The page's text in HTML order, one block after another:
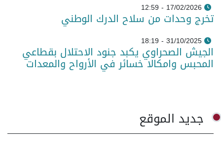
17/02/2026 - 12:59
تخرج وحدات من سلاح الدرك الوطني
31/10/2025 - 18:19
الجيش الصحراوي يكبد جنود الاحتلال بقطاعي
المحبس وامكالا خسائر في الأرواح والمعدات
جديد الموقع